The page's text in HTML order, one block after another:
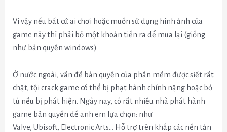
Vì vậy nếu bất cứ ai chơi hoặc muốn sử dụng hình ảnh của
game này thì phải bỏ một khoản tiền ra để mua lại (giống
như bản quyền windows)
Ở nước ngoài, vấn đề bản quyền của phần mềm được siết rất
chặt, tội crack game có thể bị phạt hành chính nặng hoặc bỏ
tù nếu bị phát hiện. Ngày nay, có rất nhiều nhà phát hành
game bản quyền để anh em lựa chọn: như
Valve, Ubisoft, Electronic Arts… Hỗ trợ trên khắp các nền tản